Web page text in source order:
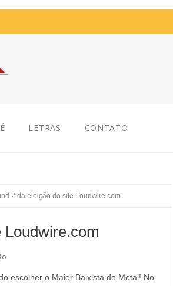
LETRAS CONTATO
2 da eleição do site Loudwire.com
escolher o Maior Baixista do Metal! No